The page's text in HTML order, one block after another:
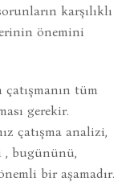
karşılıklı
önemini
tüm
gerekir.
çatışma analizi,
, bugününü,
bir aşamadır.